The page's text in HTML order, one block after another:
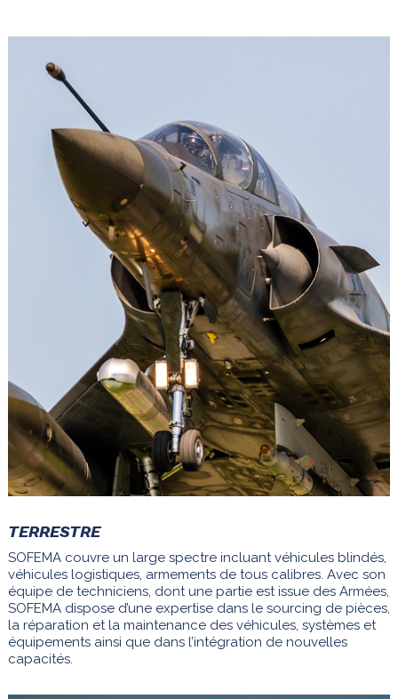
TERRESTRE
SOFEMA couvre un large spectre incluant véhicules blindés,
véhicules logistiques, armements de tous calibres. Avec son
équipe de techniciens, dont une partie est issue des Armées,
SOFEMA dispose d’une expertise dans le sourcing de pièces,
la réparation et la maintenance des véhicules, systèmes et
équipements ainsi que dans l’intégration de nouvelles
capacités.